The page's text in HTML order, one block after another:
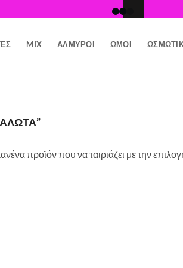
MIX ΑΛΜΥΡΟΊ ΩΜΟΊ
προϊόν που να ταιριάζει με την